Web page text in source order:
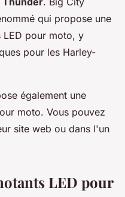
qui propose une
pour moto, y
pour les Harley-
également une
moto. Vous pouvez
site web ou dans l'un
LED pour